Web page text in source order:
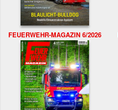
FEUERWEHR-MAGAZIN 6/2026